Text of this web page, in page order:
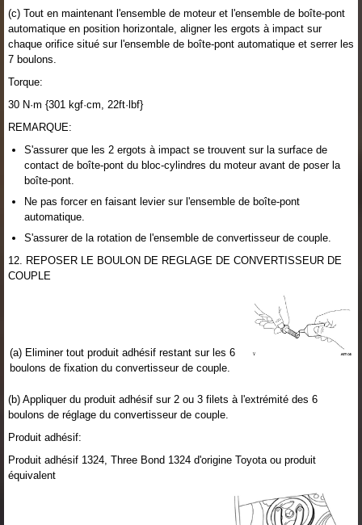
(c) Tout en maintenant l'ensemble de moteur et l'ensemble de boîte-pont
automatique en position horizontale, aligner les ergots à impact sur
chaque orifice situé sur l'ensemble de boîte-pont automatique et serrer les
7 boulons.
Torque:
30 N·m {301 kgf·cm, 22ft·lbf}
REMARQUE:
S'assurer que les 2 ergots à impact se trouvent sur la surface de
contact de boîte-pont du bloc-cylindres du moteur avant de poser la
boîte-pont.
Ne pas forcer en faisant levier sur l'ensemble de boîte-pont
automatique.
S'assurer de la rotation de l'ensemble de convertisseur de couple.
12. REPOSER LE BOULON DE REGLAGE DE CONVERTISSEUR DE
COUPLE
(a) Eliminer tout produit adhésif restant sur les 6
boulons de fixation du convertisseur de couple.
(b) Appliquer du produit adhésif sur 2 ou 3 filets à l'extrémité des 6
boulons de réglage du convertisseur de couple.
Produit adhésif:
Produit adhésif 1324, Three Bond 1324 d'origine Toyota ou produit
équivalent